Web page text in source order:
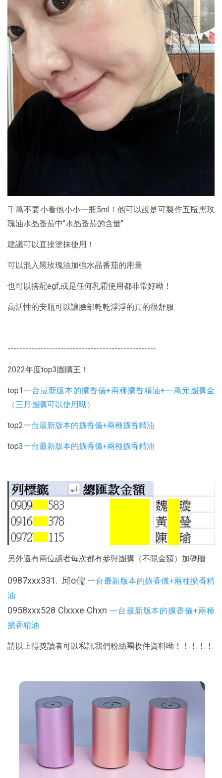
千萬不要小看他小小一瓶5ml！他可以說是可製作五瓶黑玫
瑰油水晶番茄中“水晶番茄的含量”
建議可以直接塗抹使用！
可以混入黑玫瑰油加強水晶番茄的用量
也可以搭配egf,或是任何乳霜使用都非常好呦！
高活性的安瓶可以讓臉部乾乾淨淨的真的很舒服
--------------------------------------------------
2022年度top3團購王！
top1 一台最新版本的擴香儀+兩種擴香精油+一萬元團購金
（三月團購可以使用呦）
top2一台最新版本的擴香儀+兩種擴香精油
top3一台最新版本的擴香儀+兩種擴香精油
另外還有兩位讀者每次都有參與團購（不限金額）加碼贈
0987xxx331. 邱o儒 一台最新版本的擴香儀+兩種擴香精
油
0958xxx528 Clxxxe Chxn 一台最新版本的擴香儀+兩種
擴香精油
請以上得獎讀者可以私訊我們粉絲團收件資料呦！！！！！